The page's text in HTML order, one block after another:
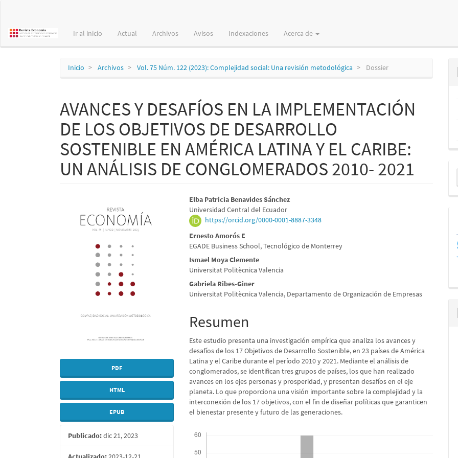
principal
Ir al inicio Actual Archivos Avisos Indexaciones Acerca de
Inicio Archivos Vol. 75 Núm. 122 (2023): Complejidad social: Una revisión metodológica Dossier
AVANCES Y DESAFÍOS EN LA IMPLEMENTACIÓN
DE LOS OBJETIVOS DE DESARROLLO
SOSTENIBLE EN AMÉRICA LATINA Y EL CARIBE:
UN ANÁLISIS DE CONGLOMERADOS 2010- 2021
lateral
artículo
PDF
HTML
EPUB
Publicado:dic 21, 2023
Contenido
principal
del
artículo
Elba Patricia Benavides Sánchez
Universidad Central del Ecuador
https://orcid.org/0000-0001-8887-3348
Ernesto Amorós E
EGADE Business School, Tecnológico de Monterrey
Ismael Moya Clemente
Universitat Politècnica Valencia
Gabriela Ribes-Giner
Universitat Politècnica Valencia, Departamento de Organización de Empresas
Resumen
Este estudio presenta una investigación empírica que analiza los avances y
desafíos de los 17 Objetivos de Desarrollo Sostenible, en 23 países de América
Latina y el Caribe durante el período 2010 y 2021. Mediante el análisis de
conglomerados, se identifican tres grupos de países, los que han realizado
avances en los ejes personas y prosperidad, y presentan desafíos en el eje
planeta. Lo que proporciona una visión importante sobre la complejidad y la
interconexión de los 17 objetivos, con el fin de diseñar políticas que garanticen
el bienestar presente y futuro de las generaciones.